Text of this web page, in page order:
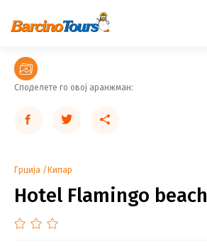
Споделете го овој аранжман:
Грција Кипар
Hotel Flamingo beach